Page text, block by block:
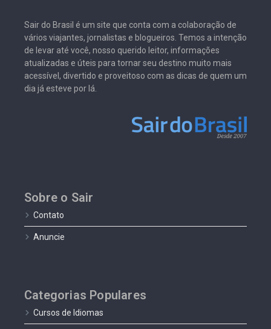
Sair do Brasil é um site que conta com a colaboração de
vários viajantes, jornalistas e blogueiros. Temos a intenção
de levar até você, nosso querido leitor, informações
atualizadas e úteis para tornar seu destino muito mais
acessível, divertido e proveitoso com as dicas de quem um
dia já esteve por lá.
Sobre o Sair
Contato
Anuncie
Categorias Populares
Cursos de Idiomas